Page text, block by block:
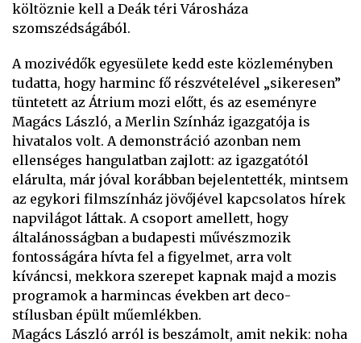
költöznie kell a Deák téri Városháza
szomszédságából.
A mozivédők egyesülete kedd este közleményben
tudatta, hogy harminc fő részvételével „sikeresen”
tüntetett az Átrium mozi előtt, és az eseményre
Magács László, a Merlin Színház igazgatója is
hivatalos volt. A demonstráció azonban nem
ellenséges hangulatban zajlott: az igazgatótól
elárulta, már jóval korábban bejelentették, mintsem
az egykori filmszínház jövőjével kapcsolatos hírek
napvilágot láttak. A csoport amellett, hogy
általánosságban a budapesti művészmozik
fontosságára hívta fel a figyelmet, arra volt
kíváncsi, mekkora szerepet kapnak majd a mozis
programok a harmincas években art deco-
stílusban épült műemlékben.
Magács László arról is beszámolt, amit nekik: noha